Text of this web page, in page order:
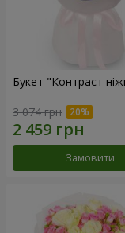
Букет "Контраст
3 074 грн
Замовити